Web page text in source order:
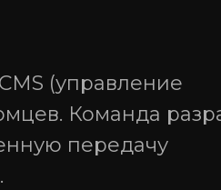
(управление
Команда
передачу